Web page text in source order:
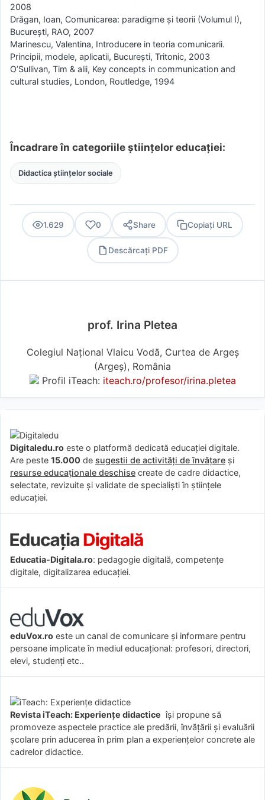
2008
Drăgan, Ioan, Comunicarea: paradigme şi teorii (Volumul I),
București, RAO, 2007
Marinescu, Valentina, Introducere in teoria comunicarii.
Principii, modele, aplicatii, București, Tritonic, 2003
O’Sullivan, Tim & alii, Key concepts in communication and
cultural studies, London, Routledge, 1994
Încadrare în categoriile științelor educației:
Didactica științelor sociale
1.629 0 Share Copiați URL
Descărcați PDF
prof. Irina Pletea
Colegiul Național Vlaicu Vodă, Curtea de Argeș
(Argeş), România
Profil iTeach: iteach.ro/profesor/irina.pletea
Digitaledu.ro este o platformă dedicată educației digitale.
Are peste 15.000 de sugestii de activități de învățare și
resurse educaționale deschise create de cadre didactice,
selectate, revizuite și validate de specialiști în științele
educației.
Educatia-Digitala.ro: pedagogie digitală, competențe
digitale, digitalizarea educației.
eduVox.ro este un canal de comunicare și informare pentru
persoane implicate în mediul educațional: profesori, directori,
elevi, studenți etc..
Revista iTeach: Experienţe didactice îşi propune să
promoveze aspectele practice ale predării, învăţării şi evaluării
şcolare prin aducerea în prim plan a experienţelor concrete ale
cadrelor didactice.